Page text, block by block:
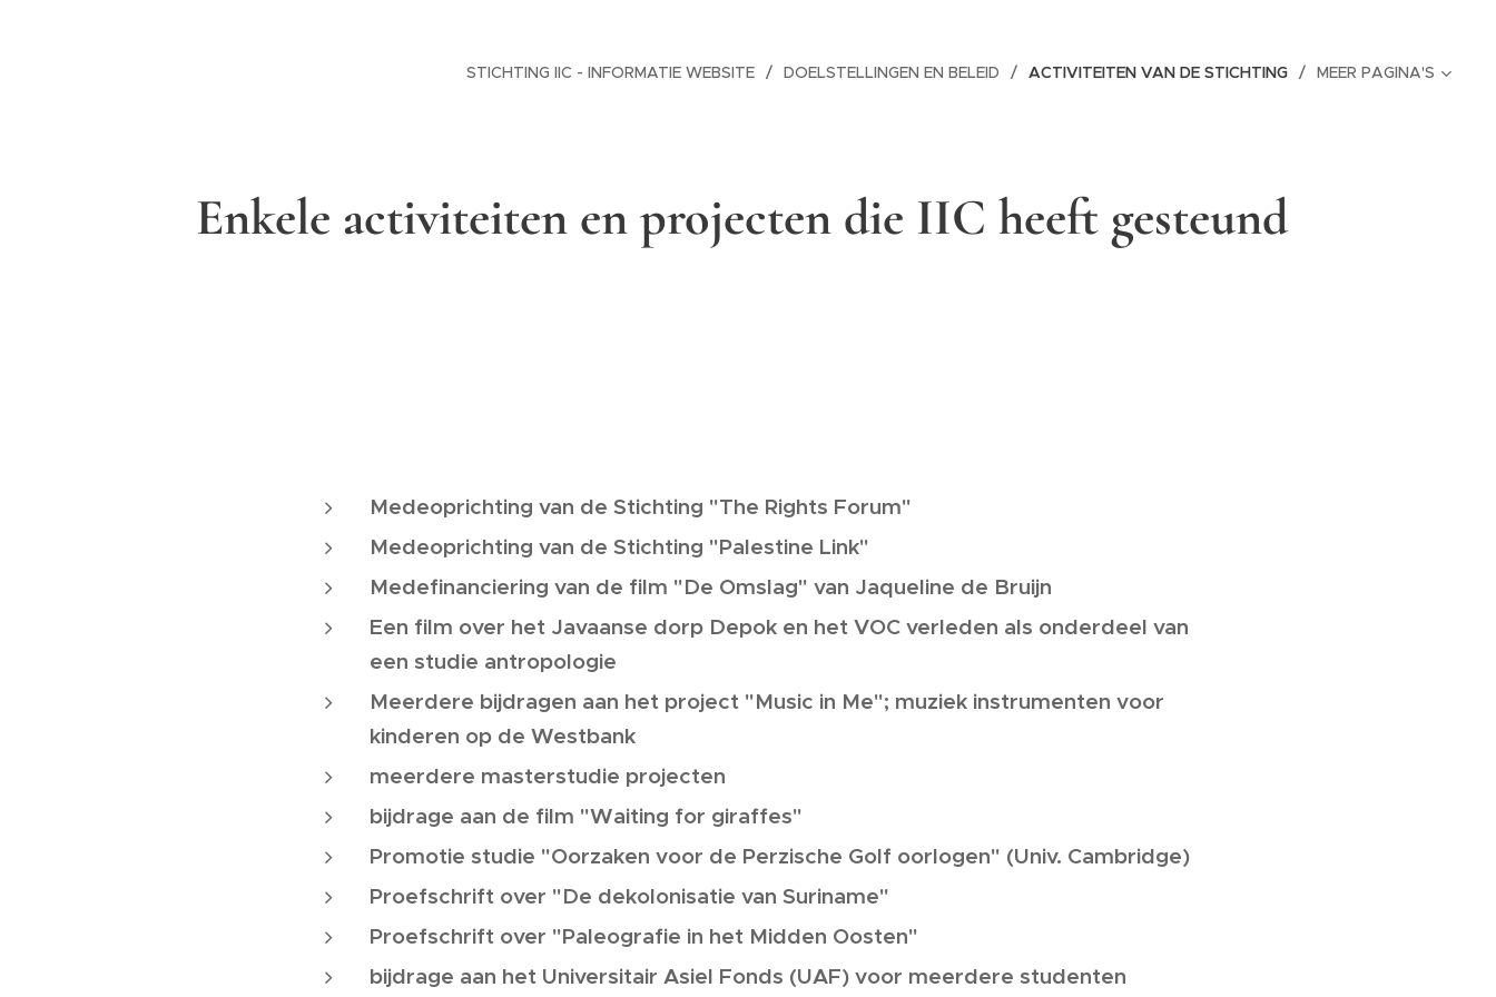
STICHTING IIC - INFORMATIE WEBSITE DOELSTELLINGEN EN BELEID ACTIVITEITEN VAN DE STICHTING MEER PAGINA'S
Enkele activiteiten en projecten die IIC heeft gesteund
Medeoprichting van de Stichting "The Rights Forum"
Medeoprichting van de Stichting "Palestine Link"
Medefinanciering van de film "De Omslag" van Jaqueline de Bruijn
Een film over het Javaanse dorp Depok en het VOC verleden als onderdeel van
een studie antropologie
Meerdere bijdragen aan het project "Music in Me"; muziek instrumenten voor
kinderen op de Westbank
meerdere masterstudie projecten
bijdrage aan de film "Waiting for giraffes"
Promotie studie "Oorzaken voor de Perzische Golf oorlogen" (Univ. Cambridge)
Proefschrift over "De dekolonisatie van Suriname"
Proefschrift over "Paleografie in het Midden Oosten"
bijdrage aan het Universitair Asiel Fonds (UAF) voor meerdere studenten